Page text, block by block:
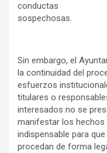
conductas
sospechosas.
Sin embargo, el
la continuidad del
esfuerzos
titulares o
interesados no se
manifestar los hechos
indispensable para
procedan de forma